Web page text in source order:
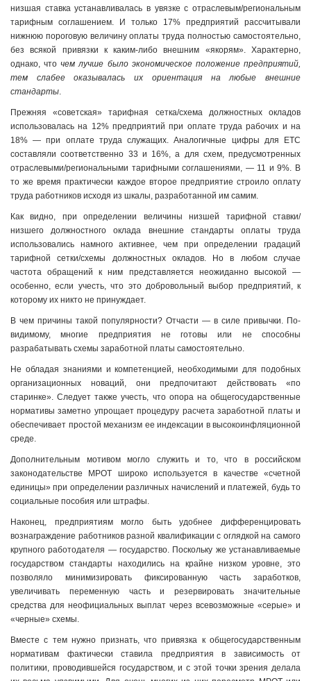
низшая ставка устанавливалась в увязке с отраслевым/региональным
тарифным соглашением. И только 17% предприятий рассчитывали
нижнюю пороговую величину оплаты труда полностью самостоятельно,
без всякой привязки к каким-либо внешним «якорям». Характерно,
однако, чточем лучше было экономическое положение предприятий,
тем слабее оказывалась их ориентация на любые внешние
стандарты.
Прежняя «советская» тарифная сетка/схема должностных окладов
использовалась на 12% предприятий при оплате труда рабочих и на
18% — при оплате труда служащих. Аналогичные цифры для ЕТС
составляли соответственно 33 и 16%, а для схем, предусмотренных
отраслевыми/региональными тарифными соглашениями, — 11 и 9%. В
то же время практически каждое второе предприятие строило оплату
труда работников исходя из шкалы, разработанной им самим.
Как видно, при определении величины низшей тарифной ставки/
низшего должностного оклада внешние стандарты оплаты труда
использовались намного активнее, чем при определении градаций
тарифной сетки/схемы должностных окладов. Но в любом случае
частота обращений к ним представляется неожиданно высокой —
особенно, если учесть, что это добровольный выбор предприятий, к
которому их никто не принуждает.
В чем причины такой популярности? Отчасти — в силе привычки. По-
видимому, многие предприятия не готовы или не способны
разрабатывать схемы заработной платы самостоятельно.
Не обладая знаниями и компетенцией, необходимыми для подобных
организационных новаций, они предпочитают действовать «по
старинке». Следует также учесть, что опора на общегосударственные
нормативы заметно упрощает процедуру расчета заработной платы и
обеспечивает простой механизм ее индексации в высокоинфляционной
среде.
Дополнительным мотивом могло служить и то, что в российском
законодательстве МРОТ широко используется в качестве «счетной
единицы» при определении различных начислений и платежей, будь то
социальные пособия или штрафы.
Наконец, предприятиям могло быть удобнее дифференцировать
вознаграждение работников разной квалификации с оглядкой на самого
крупного работодателя — государство. Поскольку же устанавливаемые
государством стандарты находились на крайне низком уровне, это
позволяло минимизировать фиксированную часть заработков,
увеличивать переменную часть и резервировать значительные
средства для неофициальных выплат через всевозможные «серые» и
«черные» схемы.
Вместе с тем нужно признать, что привязка к общегосударственным
нормативам фактически ставила предприятия в зависимость от
политики, проводившейся государством, и с этой точки зрения делала